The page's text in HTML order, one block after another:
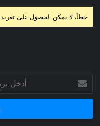
خطأ، لا يمكن الحصول على
بريدك
الإلكتروني